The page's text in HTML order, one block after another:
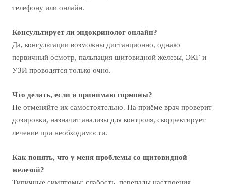
телефону или онлайн.
Консультирует ли эндокринолог онлайн?
Да, консультации возможны дистанционно, однако
первичный осмотр, пальпация щитовидной железы, ЭКГ и
УЗИ проводятся только очно.
Что делать, если я принимаю гормоны?
Не отменяйте их самостоятельно. На приёме врач проверит
дозировки, назначит анализы для контроля, скорректирует
лечение при необходимости.
Как понять, что у меня проблемы со щитовидной
железой?